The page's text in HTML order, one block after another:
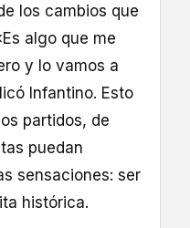
los cambios que
algo que me
y lo vamos a
Infantino. Esto
partidos, de
puedan
sensaciones: ser
histórica.